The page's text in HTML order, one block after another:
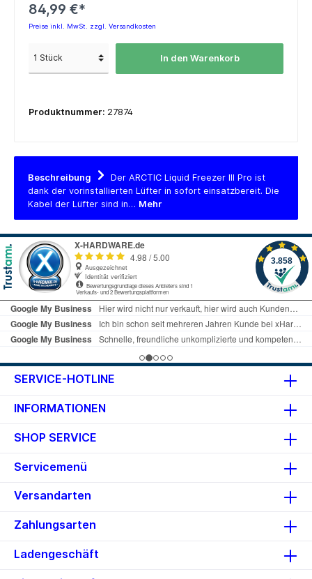
84,99 €*
Preise inkl. MwSt. zzgl. Versandkosten
In den Warenkorb
Produktnummer: 27874
Beschreibung
Der ARCTIC Liquid Freezer III Pro ist
dank der vorinstallierten Lüfter in sofort einsatzbereit. Die
Kabel der Lüfter sind in… Mehr
SERVICE-HOTLINE
INFORMATIONEN
SHOP SERVICE
Servicemenü
Versandarten
Zahlungsarten
Ladengeschäft